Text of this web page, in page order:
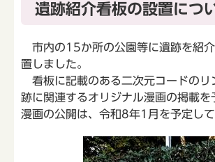
遺跡紹介看板の設置につ
市内の15か所の公園等に遺跡を紹
置しました。
看板に記載のある二次元コードのリ
跡に関連するオリジナル漫画の掲載を
漫画の公開は、令和8年1月を予定して